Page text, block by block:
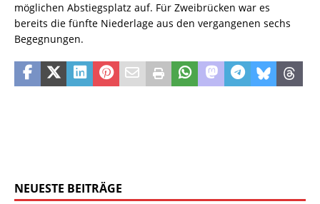
möglichen Abstiegsplatz auf. Für Zweibrücken war es
bereits die fünfte Niederlage aus den vergangenen sechs
Begegnungen.
NEUESTE BEITRÄGE